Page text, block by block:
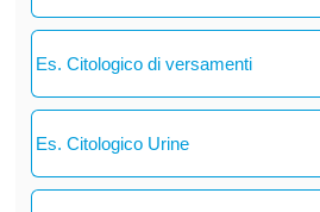
Es. Citologico di versamenti
Es. Citologico Urine